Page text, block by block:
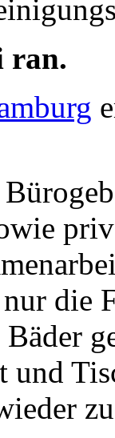
ran.
die
und